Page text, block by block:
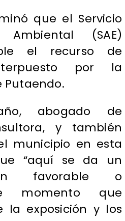
que el Servicio
(SAE)
el recurso de
por la
abogado de
y también
municipio en esta
“aquí se da un
favorable o
momento que
la exposición y los